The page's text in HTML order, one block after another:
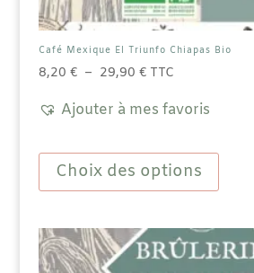
Café Mexique El Triunfo Chiapas Bio
8,20 € – 29,90 €Plage
prix :
à
29,90 €
TTC
Ajouter à mes favoris
Choix des options
produit
plusieurs
peuvent